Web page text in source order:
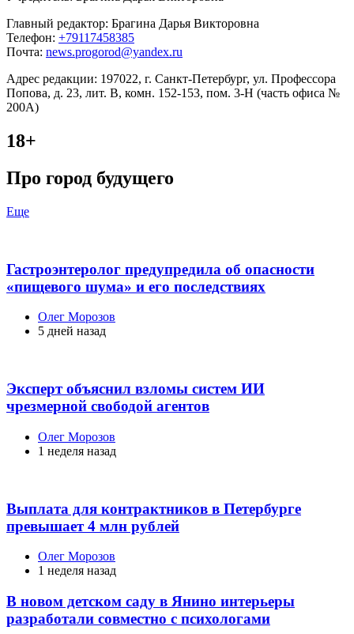
Главный редактор: Брагина Дарья Викторовна
Телефон: +79117458385
Почта: news.progorod@yandex.ru
Адрес редакции: 197022, г. Санкт-Петербург, ул. Профессора
Попова, д. 23, лит. В, комн. 152-153, пом. 3-Н (часть офиса №
200А)
18+
Про город будущего
Еще
Гастроэнтеролог предупредила об опасности
«пищевого шума» и его последствиях
Posted
by
Олег Морозов
5 дней назад
Эксперт объяснил взломы систем ИИ
чрезмерной свободой агентов
Posted
by
Олег Морозов
1 неделя назад
Выплата для контрактников в Петербурге
превышает 4 млн рублей
Posted
by
Олег Морозов
1 неделя назад
В новом детском саду в Янино интерьеры
разработали совместно с психологами